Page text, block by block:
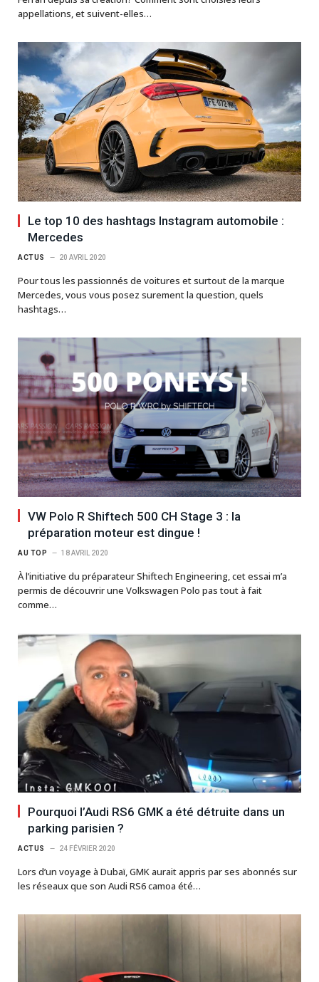
appellations, et suivent-elles…
Le top 10 des hashtags Instagram automobile :
Mercedes
ACTUS 20 AVRIL 2020
Pour tous les passionnés de voitures et surtout de la marque
Mercedes, vous vous posez surement la question, quels
hashtags…
VW Polo R Shiftech 500 CH Stage 3 : la
préparation moteur est dingue !
AU TOP 18 AVRIL 2020
À l’initiative du préparateur Shiftech Engineering, cet essai m’a
permis de découvrir une Volkswagen Polo pas tout à fait
comme…
Pourquoi l’Audi RS6 GMK a été détruite dans un
parking parisien ?
ACTUS 24 FÉVRIER 2020
Lors d’un voyage à Dubaï, GMK aurait appris par ses abonnés sur
les réseaux que son Audi RS6 camoa été…